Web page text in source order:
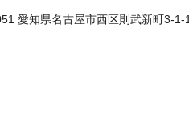
愛知県名古屋市西区則武新町3-1-